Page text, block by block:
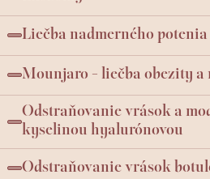
Liečba nadmerného
Mounjaro - liečba obezity a
Odstraňovanie vrások a
kyselinou hyalurónovou
Odstraňovanie vrások